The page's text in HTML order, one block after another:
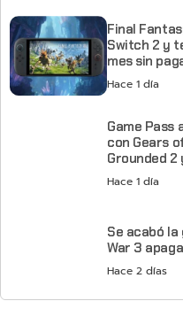
Final
Switch 2 y
mes sin
Hace 1 día
Game Pass
con Gears
Grounded 2
Hace 1 día
Se acabó la
War 3
Hace 2 días